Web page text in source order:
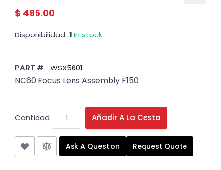
$ 495.00
Disponibilidad: 1 In stock
PART # WSX5601
NC60 Focus Lens Assembly F150
Cantidad Añadir A La Cesta
Ask A Question Request Quote